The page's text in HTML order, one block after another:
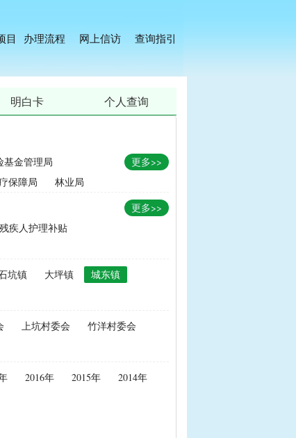
目 办理流程 网上信访 查询指引
明白卡 个人查询
基金管理局
保障局 林业局
更多>>
疾人护理补贴
| 畜牧品种改良经费
处理补助
性能繁母猪保险费补贴
更多>>
坑镇 大坪镇
城东镇
上坑村委会
竹洋村委会
2016年 2015年
2014年